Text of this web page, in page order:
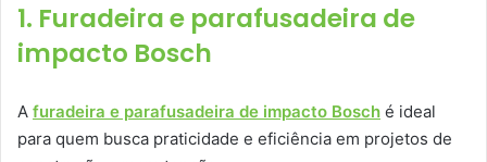
1. Furadeira e parafusadeira de
impacto Bosch
A furadeira e parafusadeira de impacto Bosch é ideal
para quem busca praticidade e eficiência em projetos de